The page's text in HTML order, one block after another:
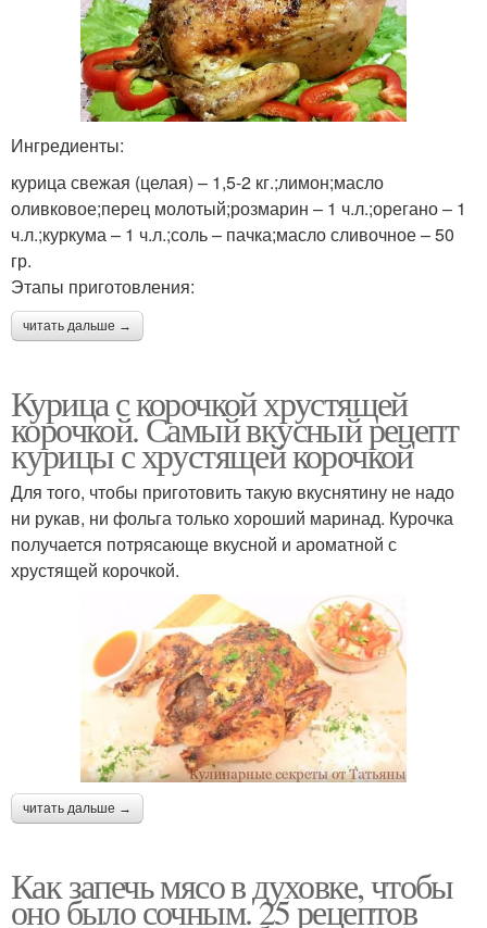
Ингредиенты:
курица свежая (целая) – 1,5-2 кг.;лимон;масло
оливковое;перец молотый;розмарин – 1 ч.л.;орегано – 1
ч.л.;куркума – 1 ч.л.;соль – пачка;масло сливочное – 50
гр.
Этапы приготовления:
читать дальше →
Курица с корочкой хрустящей
корочкой. Самый вкусный рецепт
курицы с хрустящей корочкой
Для того, чтобы приготовить такую вкуснятину не надо
ни рукав, ни фольга только хороший маринад. Курочка
получается потрясающе вкусной и ароматной с
хрустящей корочкой.
читать дальше →
Как запечь мясо в духовке, чтобы
оно было сочным. 25 рецептов